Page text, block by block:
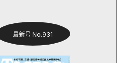
最新号 No.931